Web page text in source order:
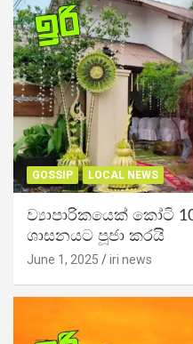
GOSSIP LOCAL NEWS
ව්‍යාපාරිකයෙක් කෝටි
ශාසනයට පූජා කරයි
June 1, 2025 iri news